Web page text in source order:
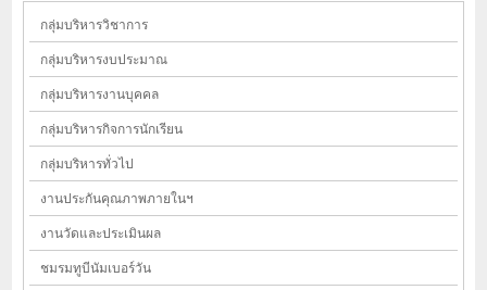
กลุ่มบริหารวิชาการ
กลุ่มบริหารงบประมาณ
กลุ่มบริหารงานบุคคล
กลุ่มบริหารกิจการนักเรียน
กลุ่มบริหารทั่วไป
งานประกันคุณภาพภายในฯ
งานวัดและประเมินผล
ชมรมทูบีนัมเบอร์วัน